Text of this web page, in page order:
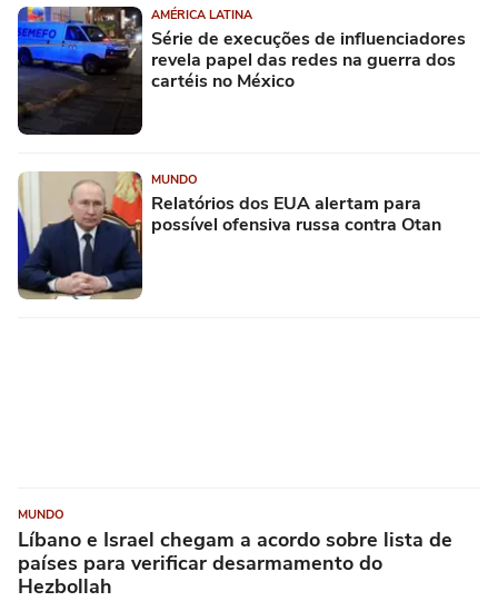
AMÉRICA LATINA
Série de execuções de influenciadores
revela papel das redes na guerra dos
cartéis no México
MUNDO
Relatórios dos EUA alertam para
possível ofensiva russa contra Otan
MUNDO
Líbano e Israel chegam a acordo sobre lista de
países para verificar desarmamento do
Hezbollah